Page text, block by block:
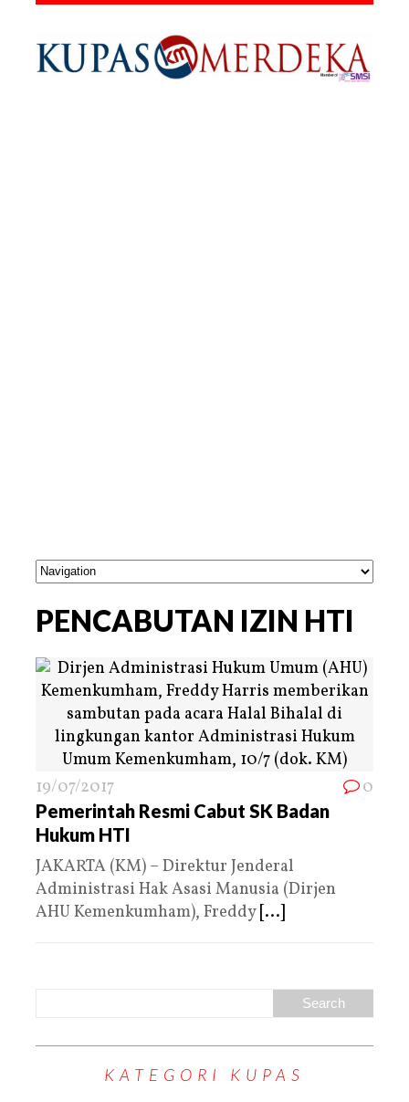
PENCABUTAN IZIN HTI
19/07/2017 0
Pemerintah Resmi Cabut SK Badan
Hukum HTI
JAKARTA (KM) – Direktur Jenderal
Administrasi Hak Asasi Manusia (Dirjen
AHU Kemenkumham), Freddy [...]
KATEGORI KUPAS